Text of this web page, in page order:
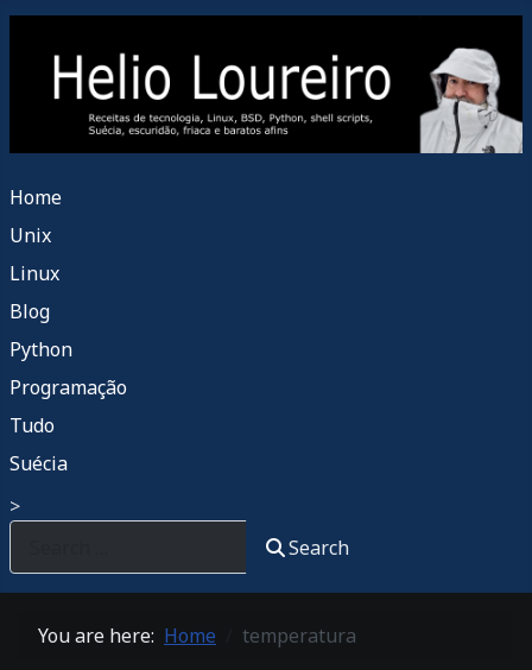
Home
Unix
Linux
Blog
Python
Programação
Tudo
Suécia
>
Search
You are here: Home temperatura